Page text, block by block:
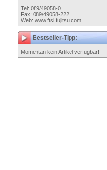
Tel: 089/49058-0
Fax: 089/49058-222
Web: www.ftsi.fujitsu.com
Bestseller-Tipp:
Momentan kein Artikel verfügbar!